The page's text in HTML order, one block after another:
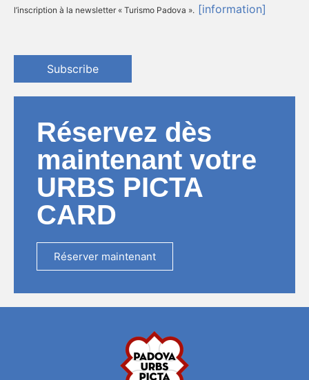
l’inscription à la newsletter « Turismo Padova ». [information]
Subscribe
Réservez dès
maintenant votre
URBS PICTA
CARD
Réserver maintenant